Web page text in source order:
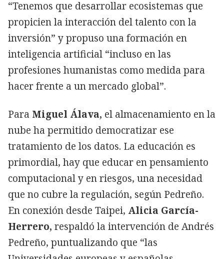
“Tenemos que desarrollar ecosistemas que
propicien la interacción del talento con la
inversión” y propuso una formación en
inteligencia artificial “incluso en las
profesiones humanistas como medida para
hacer frente a un mercado global”.
Para Miguel Álava, el almacenamiento en la
nube ha permitido democratizar ese
tratamiento de los datos. La educación es
primordial, hay que educar en pensamiento
computacional y en riesgos, una necesidad
que no cubre la regulación, según Pedreño.
En conexión desde Taipei, Alicia García-
Herrero, respaldó la intervención de Andrés
Pedreño, puntualizando que “las